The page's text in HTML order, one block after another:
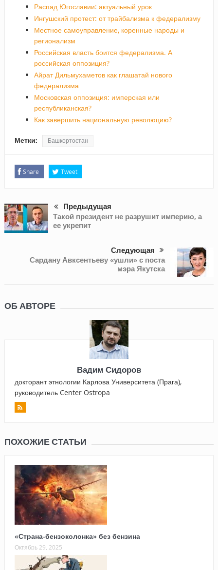
Распад Югославии: актуальный урок
Ингушский протест: от трайбализма к федерализму
Местное самоуправление, коренные народы и
регионализм
Российская власть боится федерализма. А
российская оппозиция?
Айрат Дильмухаметов как глашатай нового
федерализма
Московская оппозиция: имперская или
республиканская?
Как завершить национальную революцию?
Метки: Башкортостан
Share Tweet
Предыдущая
Такой президент не разрушит империю, а
ее укрепит
Следующая
Сардану Авксентьеву «ушли» с поста
мэра Якутска
ОБ АВТОРЕ
Вадим Сидоров
докторант этнологии Карлова Университета (Прага),
руководитель Center Ostropa
ПОХОЖИЕ СТАТЬИ
«Страна-бензоколонка» без бензина
Октябрь 29, 2025